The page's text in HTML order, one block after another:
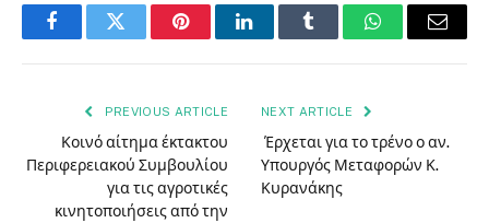
FacebookTwitter PinterestLinkedInTumblr WhatsAppEmail
PREVIOUS ARTICLE
Κοινό αίτημα έκτακτου
Περιφερειακού Συμβουλίου
για τις αγροτικές
κινητοποιήσεις από την
NEXT ARTICLE
Έρχεται για το τρένο ο αν.
Υπουργός Μεταφορών Κ.
Κυρανάκης